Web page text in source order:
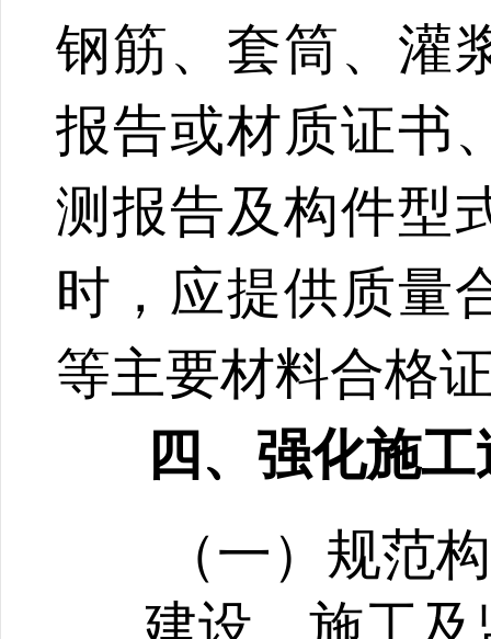
钢筋、套筒、灌
报告或材质证书
测报告及构件型
时，应提供质量
等主要材料合格
四、强化施
（一）规范